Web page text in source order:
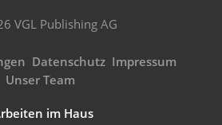
VGL Publishing AG
Datenschutz Impressum
Unser Team
im Haus